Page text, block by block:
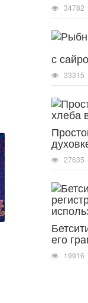
34782
с
33315
27635
его
19916